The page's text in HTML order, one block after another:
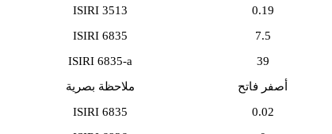
0.19
ISIRI 3513
7.5
ISIRI 6835
39
ISIRI 6835-a
أصفر فاتح
ملاحظة بصرية
0.02
ISIRI 6835